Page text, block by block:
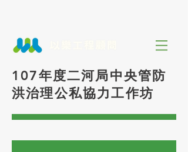
107年度二河局中央管防
洪治理公私協力工作坊